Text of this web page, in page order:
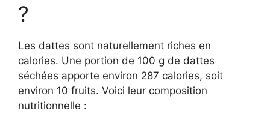
?
Les dattes sont naturellement riches en
calories. Une portion de 100 g de dattes
séchées apporte environ 287 calories, soit
environ 10 fruits. Voici leur composition
nutritionnelle :